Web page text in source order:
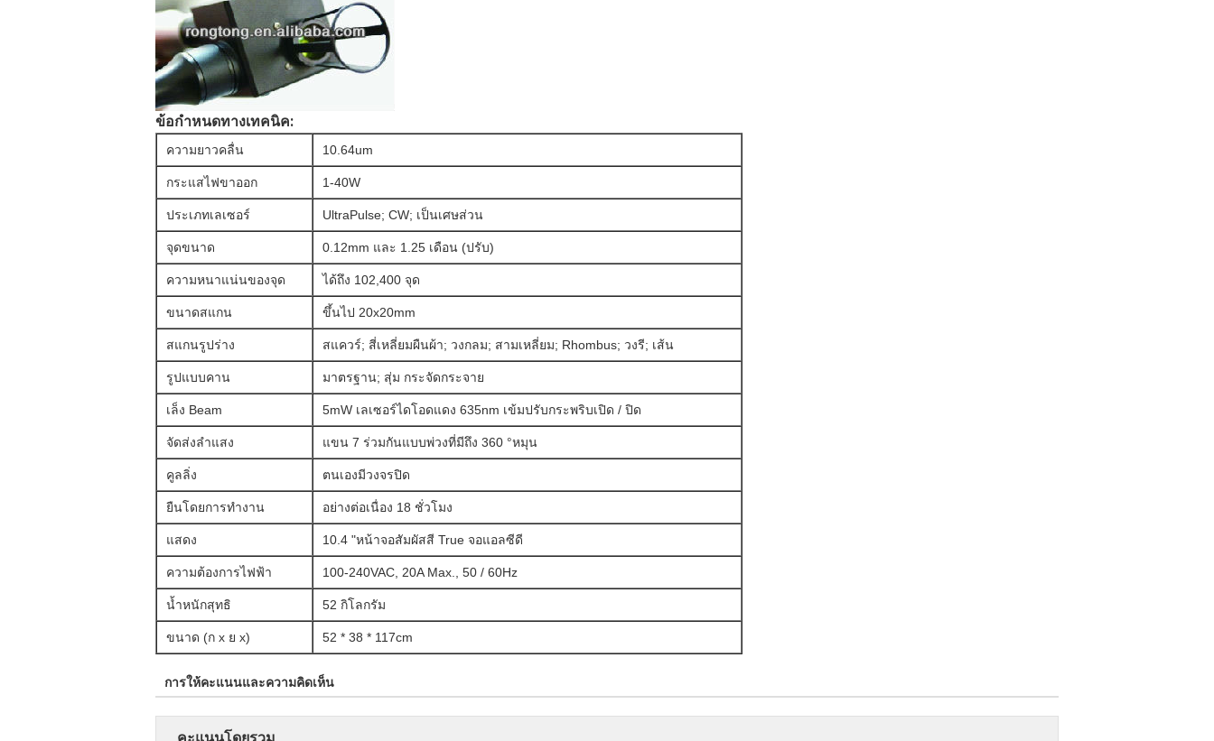
ข้อกำหนดทางเทคนิค:
ความยาวคลื่น 10.64um
กระแสไฟขาออก 1-40W
ประเภทเลเซอร์ UltraPulse; CW; เป็นเศษส่วน
จุดขนาด 0.12mm และ 1.25 เดือน (ปรับ)
ความหนาแน่นของจุด ได้ถึง 102,400 จุด
ขนาดสแกน ขึ้นไป 20x20mm
สแกนรูปร่าง สแควร์; สี่เหลี่ยมผืนผ้า; วงกลม; สามเหลี่ยม; Rhombus; วงรี; เส้น
รูปแบบคาน มาตรฐาน; สุ่ม กระจัดกระจาย
เล็ง Beam 5mW เลเซอร์ไดโอดแดง 635nm เข้มปรับกระพริบเปิด / ปิด
จัดส่งลำแสง แขน 7 ร่วมกันแบบพ่วงที่มีถึง 360 °หมุน
คูลลิ่ง ตนเองมีวงจรปิด
ยืนโดยการทำงาน อย่างต่อเนื่อง 18 ชั่วโมง
แสดง 10.4 "หน้าจอสัมผัสสี True จอแอลซีดี
ความต้องการไฟฟ้า 100-240VAC, 20A Max., 50 / 60Hz
น้ำหนักสุทธิ 52 กิโลกรัม
ขนาด (ก x ย x) 52 * 38 * 117cm
การให้คะแนนและความคิดเห็น